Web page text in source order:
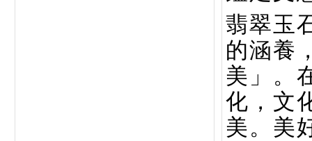
翡翠玉
的涵養
美」。
化，文
美。美